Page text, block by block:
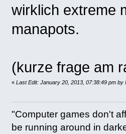
wirklich extreme
manapots.
(kurze frage am
« Last Edit: January 20, 2013, 07:38:49 pm by
"Computer games don't
be running around in